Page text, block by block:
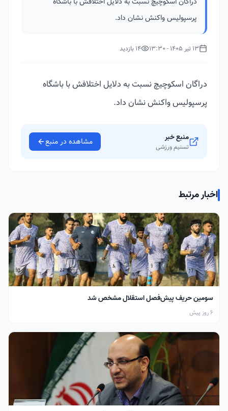
پرسپولیس واکنش نشان داد.
13 تیر 1405 - 13:30 14 بازدید
دراگان اسکوچیچ نسبت به دلایل اختلافش با باشگاه
پرسپولیس واکنش نشان داد.
منبع خبر
تسنیم ورزشی مشاهده در منبع
اخبار مرتبط
سومین حریف پیش‌فصل استقلال مشخص شد
6 روز پیش